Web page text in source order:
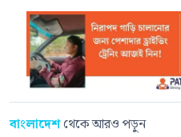
বাংলাদেশথেকে আরও পড়ুন